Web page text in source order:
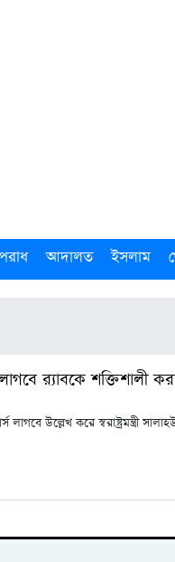
আদালত ইসলাম
র‍্যাবকে শক্তিশালী
লাগবে উল্লেখ করে স্বরাষ্ট্রমন্ত্রী